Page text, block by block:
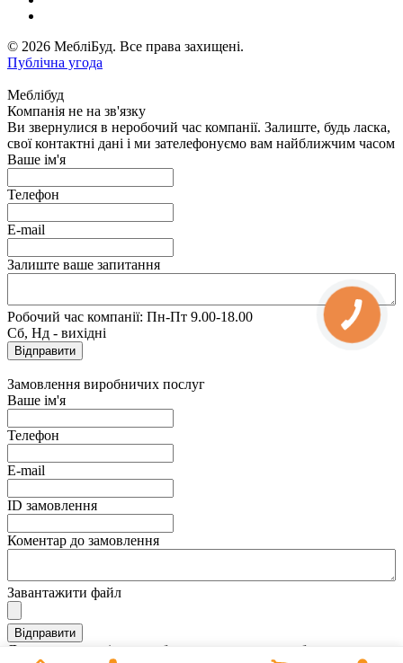
© 2026 МебліБуд. Все права захищені.
Публічна угода
Меблібуд
Компанія не на зв'язку
Ви звернулися в неробочий час компанії. Залиште, будь ласка,
свої контактні дані і ми зателефонуємо вам найближчим часом
Ваше ім'я
Телефон
E-mail
Залиште ваше запитання
Робочий час компанії: Пн-Пт 9.00-18.00
Сб, Нд - вихідні
Замовлення виробничих послуг
Ваше ім'я
Телефон
E-mail
ID замовлення
Коментар до замовлення
Завантажити файл
Дякуємо, ви успішно зробили замовлення виробничих послуг.